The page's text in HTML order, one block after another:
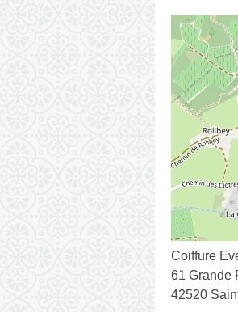
Coiffure
61 Grande
42520